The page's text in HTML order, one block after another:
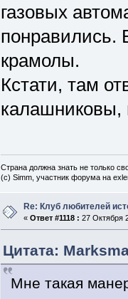
газовых
понравились.
крамолы.
Кстати, там
Страна должна знать не только
(c) Simm, участник форума на
Re: Клуб любителей
« Ответ #1118 : 27 Октября
Цитата:
Мне такая